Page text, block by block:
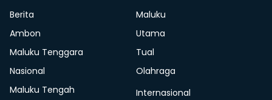
Berita
Maluku
Ambon
Utama
Maluku Tenggara
Tual
Nasional
Olahraga
Maluku Tengah
Internasional